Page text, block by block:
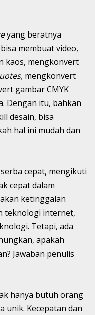
yang beratnya
membuat video,
kaos, mengkonvert
mengkonvert
gambar CMYK
Dengan itu, bahkan
desain, bisa
hal ini mudah dan
cepat, mengikuti
cepat dalam
ketinggalan
teknologi internet,
Tetapi, ada
apakah
Jawaban penulis
hanya butuh orang
unik. Kecepatan dan